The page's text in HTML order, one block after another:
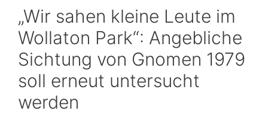
„Wir sahen kleine Leute im
Wollaton Park“: Angebliche
Sichtung von Gnomen 1979
soll erneut untersucht
werden